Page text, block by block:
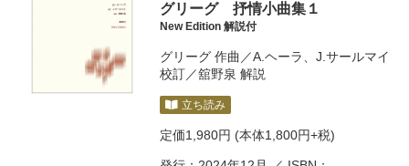
グリーグ 抒情小曲集１
New Edition 解説付
グリーグ 作曲／A.ヘーラ
J.サールマイ
校訂／舘野泉 解説
立ち読み
定価1,980円 (本体1,800円+税)